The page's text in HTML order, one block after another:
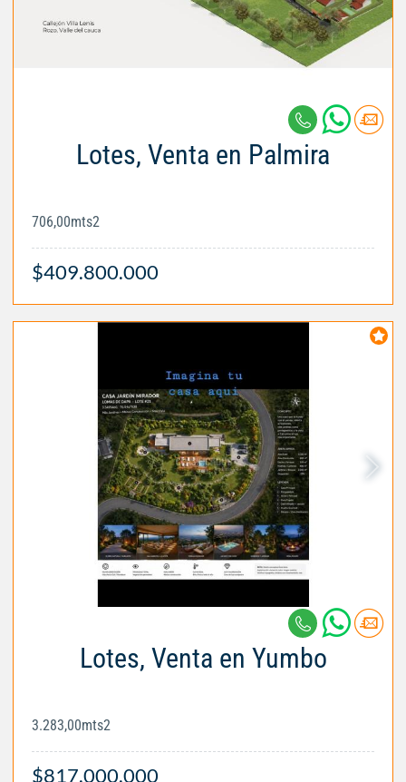
Lotes, Venta en Palmira
706,00mts2
$409.800.000
Lotes, Venta en Yumbo
3.283,00mts2
$817.000.000